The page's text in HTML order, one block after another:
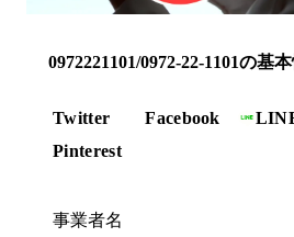
0972221101/0972-22-1101の基
Twitter Facebook
Pinterest
事業者名